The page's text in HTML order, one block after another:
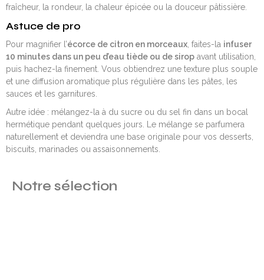
fraîcheur, la rondeur, la chaleur épicée ou la douceur pâtissière.
Astuce de pro
Pour magnifier l’écorce de citron en morceaux , faites-la infuser
10 minutes dans un peu d’eau tiède ou de sirop avant utilisation,
puis hachez-la finement. Vous obtiendrez une texture plus souple
et une diffusion aromatique plus régulière dans les pâtes, les
sauces et les garnitures.
Autre idée : mélangez-la à du sucre ou du sel fin dans un bocal
hermétique pendant quelques jours. Le mélange se parfumera
naturellement et deviendra une base originale pour vos desserts,
biscuits, marinades ou assaisonnements.
Notre sélection